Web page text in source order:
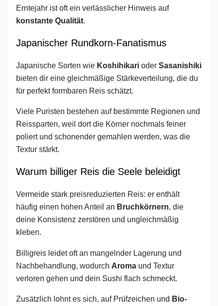
Erntejahr ist oft ein verlässlicher Hinweis auf
konstante Qualität.
Japanischer Rundkorn-Fanatismus
Japanische Sorten wie Koshihikari oderSasanishiki
bieten dir eine gleichmäßige Stärkeverteilung, die du
für perfekt formbaren Reis schätzt.
Viele Puristen bestehen auf bestimmte Regionen und
Reissparten, weil dort die Körner nochmals feiner
poliert und schonender gemahlen werden, was die
Textur stärkt.
Warum billiger Reis die Seele beleidigt
Vermeide stark preisreduzierten Reis: er enthält
häufig einen hohen Anteil an Bruchkörnern, die
deine Konsistenz zerstören und ungleichmäßig
kleben.
Billigreis leidet oft an mangelnder Lagerung und
Nachbehandlung, wodurch Aroma und Textur
verloren gehen und dein Sushi flach schmeckt.
Zusätzlich lohnt es sich, auf Prüfzeichen und Bio-